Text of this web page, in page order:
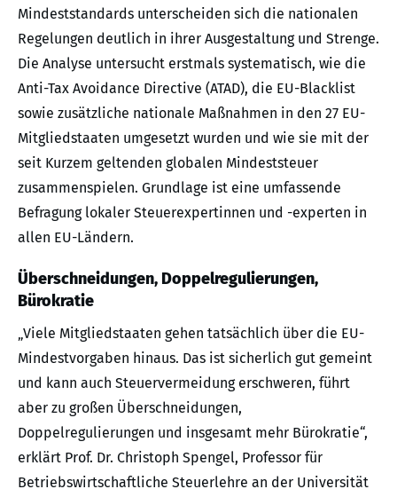
Mindeststandards unterscheiden sich die nationalen
Regelungen deutlich in ihrer Ausgestaltung und Strenge.
Die Analyse untersucht erstmals systematisch, wie die
Anti-Tax Avoidance Directive (ATAD), die EU-Blacklist
sowie zusätzliche nationale Maßnahmen in den 27 EU-
Mitgliedstaaten umgesetzt wurden und wie sie mit der
seit Kurzem geltenden globalen Mindeststeuer
zusammenspielen. Grundlage ist eine umfassende
Befragung lokaler Steuerexpertinnen und -experten in
allen EU-Ländern.
Überschneidungen, Doppelregulierungen,
Bürokratie
„Viele Mitgliedstaaten gehen tatsächlich über die EU-
Mindestvorgaben hinaus. Das ist sicherlich gut gemeint
und kann auch Steuervermeidung erschweren, führt
aber zu großen Überschneidungen,
Doppelregulierungen und insgesamt mehr Bürokratie“,
erklärt Prof. Dr. Christoph Spengel, Professor für
Betriebswirtschaftliche Steuerlehre an der Universität